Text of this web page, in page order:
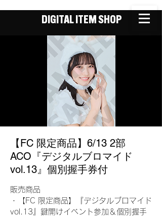
DIGITAL ITEM SHOP
【FC 限定商品】6/13 2部
ACO『デジタルブロマイド
vol.13』個別握手券付
販売商品
・【FC 限定商品】『デジタルブロマイド
vol.13』鍵開けイベント参加＆個別握手